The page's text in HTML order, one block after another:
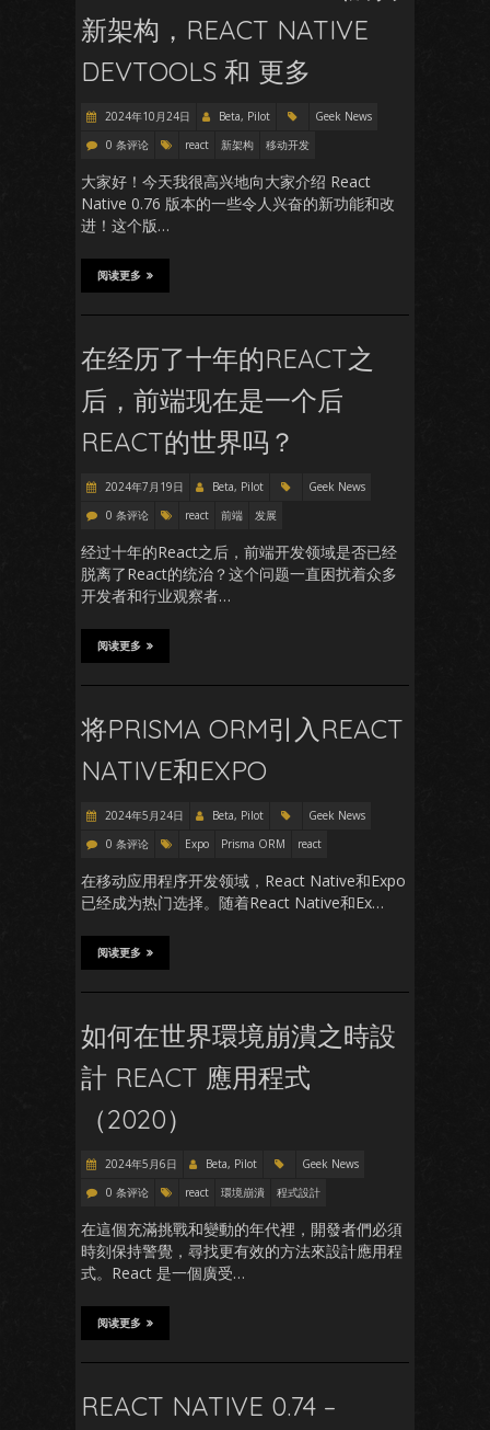
新架构，REACT NATIVE
DEVTOOLS 和 更多
2024年10月24日 Beta, Pilot
Geek News
0 条评论
react 新架构 移动开发
大家好！今天我很高兴地向大家介绍 React
Native 0.76 版本的一些令人兴奋的新功能和改
进！这个版…
阅读更多
在经历了十年的REACT之
后，前端现在是一个后
REACT的世界吗？
2024年7月19日 Beta, Pilot
Geek News
0 条评论
react 前端 发展
经过十年的React之后，前端开发领域是否已经
脱离了React的统治？这个问题一直困扰着众多
开发者和行业观察者…
阅读更多
将PRISMA ORM引入REACT
NATIVE和EXPO
2024年5月24日 Beta, Pilot
Geek News
0 条评论
Expo Prisma ORM react
在移动应用程序开发领域，React Native和Expo
已经成为热门选择。随着React Native和Ex…
阅读更多
如何在世界環境崩潰之時設
計 REACT 應用程式
（2020）
2024年5月6日 Beta, Pilot
Geek News
0 条评论
react 環境崩潰 程式設計
在這個充滿挑戰和變動的年代裡，開發者們必須
時刻保持警覺，尋找更有效的方法來設計應用程
式。React 是一個廣受…
阅读更多
REACT NATIVE 0.74 –